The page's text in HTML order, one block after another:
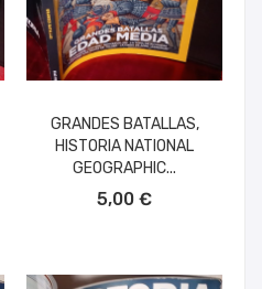
GRANDES BATALLAS,
HISTORIA NATIONAL
GEOGRAPHIC...
5,00 €